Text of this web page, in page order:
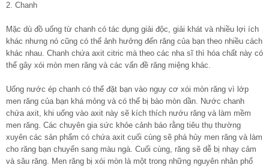
2. Chanh
Mặc dù đồ uống từ chanh có tác dụng giải độc, giải khát và nhiều lợi ích
khác nhưng nó cũng có thể ảnh hưởng đến răng của bạn theo nhiều cách
khác nhau. Chanh chứa axit citric mà theo các nha sĩ thì hóa chất này có
thể gây xói mòn men răng và các vấn đề răng miệng khác.
Uống nước ép chanh có thể đặt bạn vào nguy cơ xói mòn răng vì lớp
men răng của bạn khá mỏng và có thể bị bào mòn dần. Nước chanh
chứa axit, khi uống vào axit này sẽ kích thích nướu răng và làm mềm
men răng. Các chuyên gia sức khỏe cảnh báo rằng tiêu thụ thường
xuyên các sản phẩm có chứa axit cuối cùng sẽ phá hủy men răng và làm
cho răng bạn chuyển sang màu ngà. Cuối cùng, răng sẽ dễ bị nhạy cảm
và sâu răng. Men răng bị xói mòn là một trong những nguyên nhân phổ